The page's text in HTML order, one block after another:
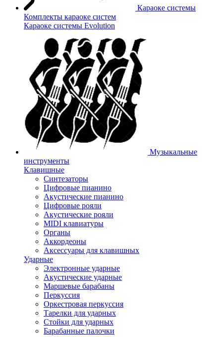
Караоке системы
Комплекты караоке систем
Караоке системы Evolution
Музыкальные
инструменты
Клавишные
Синтезаторы
Цифровые пианино
Акустические пианино
Цифровые рояли
Акустические рояли
MIDI клавиатуры
Органы
Аккордеоны
Аксессуары для клавишных
Ударные
Электронные ударные
Акустические ударные
Маршевые барабаны
Перкуссия
Оркестровая перкуссия
Тарелки для ударных
Стойки для ударных
Барабанные палочки